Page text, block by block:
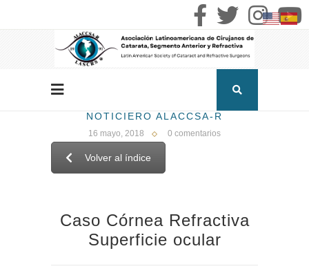
NOTICIERO ALACCSA-R
16 mayo, 2018 0 comentarios
Volver al índice
Caso Córnea Refractiva
Superficie ocular